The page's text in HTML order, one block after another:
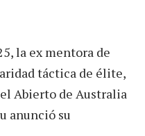
la ex mentora de
táctica de élite,
Abierto de Australia
anunció su